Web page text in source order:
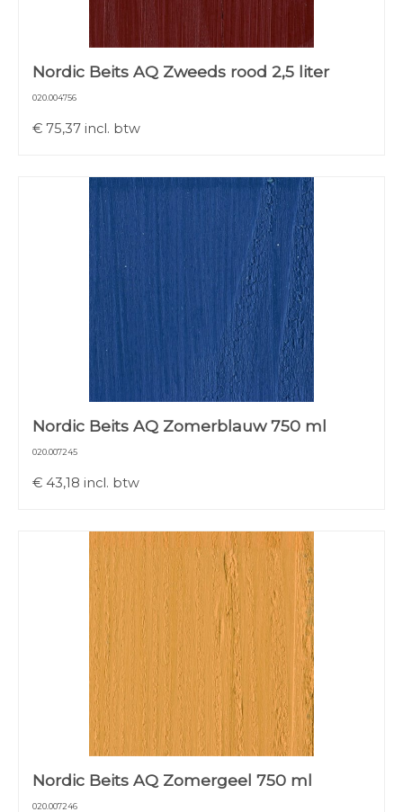
Nordic Beits AQ Zweeds rood 2,5 liter
020.004756
€ 75,37 incl. btw
Nordic Beits AQ Zomerblauw 750 ml
020.007245
€ 43,18 incl. btw
Nordic Beits AQ Zomergeel 750 ml
020.007246